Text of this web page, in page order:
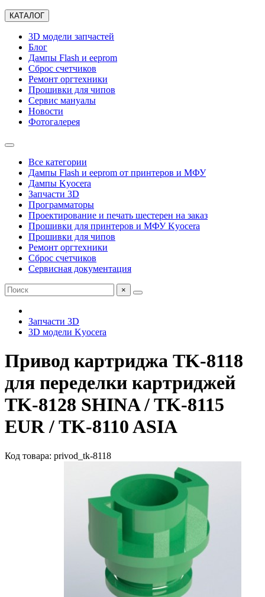
КАТАЛОГ
3D модели запчастей
Блог
Дампы Flash и eeprom
Сброс счетчиков
Ремонт оргтехники
Прошивки для чипов
Сервис мануалы
Новости
Фотогалерея
Все категории
Дампы Flash и eeprom от принтеров и МФУ
Дампы Kyocera
Запчасти 3D
Программаторы
Проектирование и печать шестерен на заказ
Прошивки для принтеров и МФУ Kyocera
Прошивки для чипов
Ремонт оргтехники
Сброс счетчиков
Сервисная документация
×
Запчасти 3D
3D модели Kyocera
Привод картриджа TK-8118
для переделки картриджей
TK-8128 SHINA / TK-8115
EUR / TK-8110 ASIA
Код товара: privod_tk-8118